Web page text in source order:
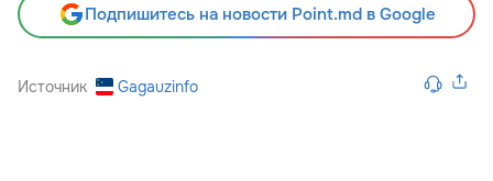
Подпишитесь на новости Point.md в Google
Источник Gagauzinfo